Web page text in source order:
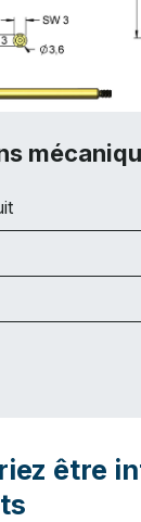
être